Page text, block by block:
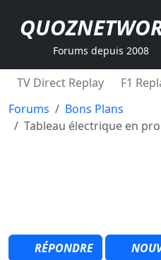
Forums depuis 2008
TV Direct Replay F1
Forums
Bons Plans
Tableau électrique en
RÉPONDRE